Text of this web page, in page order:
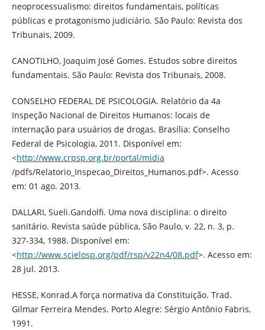
neoprocessualismo: direitos fundamentais, políticas
públicas e protagonismo judiciário. São Paulo: Revista dos
Tribunais, 2009.
CANOTILHO, Joaquim José Gomes. Estudos sobre direitos
fundamentais. São Paulo: Revista dos Tribunais, 2008.
CONSELHO FEDERAL DE PSICOLOGIA. Relatório da 4a
Inspeção Nacional de Direitos Humanos: locais de
internação para usuários de drogas. Brasília: Conselho
Federal de Psicologia, 2011. Disponível em:
<http://www.crpsp.org.br/portal/midia
/pdfs/Relatorio_Inspecao_Direitos_Humanos.pdf>. Acesso
em: 01 ago. 2013.
DALLARI, Sueli.Gandolfi. Uma nova disciplina: o direito
sanitário. Revista saúde pública, São Paulo, v. 22, n. 3, p.
327-334, 1988. Disponível em:
<http://www.scielosp.org/pdf/rsp/v22n4/08.pdf>. Acesso em:
28 jul. 2013.
HESSE, Konrad.A força normativa da Constituição. Trad.
Gilmar Ferreira Mendes. Porto Alegre: Sérgio Antônio Fabris,
1991.